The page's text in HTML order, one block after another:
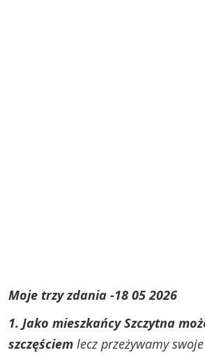
Moje trzy zdania -18 05 2026
1. Jako mieszkańcy Szczytna
szczęściem lecz przeżywamy